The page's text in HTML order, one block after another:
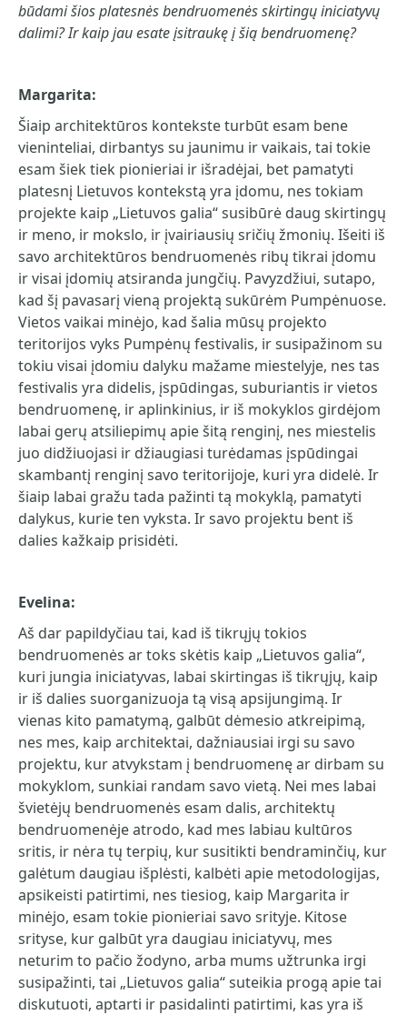
būdami šios platesnės bendruomenės skirtingų iniciatyvų
dalimi? Ir kaip jau esate įsitraukę į šią bendruomenę?
Margarita:
Šiaip architektūros kontekste turbūt esam bene
vieninteliai, dirbantys su jaunimu ir vaikais, tai tokie
esam šiek tiek pionieriai ir išradėjai, bet pamatyti
platesnį Lietuvos kontekstą yra įdomu, nes tokiam
projekte kaip „Lietuvos galia“ susibūrė daug skirtingų
ir meno, ir mokslo, ir įvairiausių sričių žmonių. Išeiti iš
savo architektūros bendruomenės ribų tikrai įdomu
ir visai įdomių atsiranda jungčių. Pavyzdžiui, sutapo,
kad šį pavasarį vieną projektą sukūrėm Pumpėnuose.
Vietos vaikai minėjo, kad šalia mūsų projekto
teritorijos vyks Pumpėnų festivalis, ir susipažinom su
tokiu visai įdomiu dalyku mažame miestelyje, nes tas
festivalis yra didelis, įspūdingas, suburiantis ir vietos
bendruomenę, ir aplinkinius, ir iš mokyklos girdėjom
labai gerų atsiliepimų apie šitą renginį, nes miestelis
juo didžiuojasi ir džiaugiasi turėdamas įspūdingai
skambantį renginį savo teritorijoje, kuri yra didelė. Ir
šiaip labai gražu tada pažinti tą mokyklą, pamatyti
dalykus, kurie ten vyksta. Ir savo projektu bent iš
dalies kažkaip prisidėti.
Evelina:
Aš dar papildyčiau tai, kad iš tikrųjų tokios
bendruomenės ar toks skėtis kaip „Lietuvos galia“,
kuri jungia iniciatyvas, labai skirtingas iš tikrųjų, kaip
ir iš dalies suorganizuoja tą visą apsijungimą. Ir
vienas kito pamatymą, galbūt dėmesio atkreipimą,
nes mes, kaip architektai, dažniausiai irgi su savo
projektu, kur atvykstam į bendruomenę ar dirbam su
mokyklom, sunkiai randam savo vietą. Nei mes labai
švietėjų bendruomenės esam dalis, architektų
bendruomenėje atrodo, kad mes labiau kultūros
sritis, ir nėra tų terpių, kur susitikti bendraminčių, kur
galėtum daugiau išplėsti, kalbėti apie metodologijas,
apsikeisti patirtimi, nes tiesiog, kaip Margarita ir
minėjo, esam tokie pionieriai savo srityje. Kitose
srityse, kur galbūt yra daugiau iniciatyvų, mes
neturim to pačio žodyno, arba mums užtrunka irgi
susipažinti, tai „Lietuvos galia“ suteikia progą apie tai
diskutuoti, aptarti ir pasidalinti patirtimi, kas yra iš